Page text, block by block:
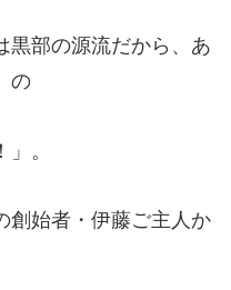
黒部の源流だから、あ
の
。
創始者・伊藤ご主人か